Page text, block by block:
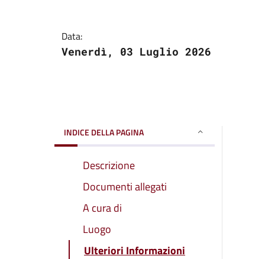
Data:
Venerdì, 03 Luglio 2026
INDICE DELLA PAGINA
Descrizione
Documenti allegati
A cura di
Luogo
Ulteriori Informazioni